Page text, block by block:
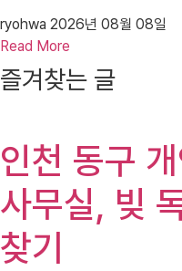
ryohwa 2026년 08월 08일
Read More
즐겨찾는 글
인천 동구
사무실, 빚
찾기